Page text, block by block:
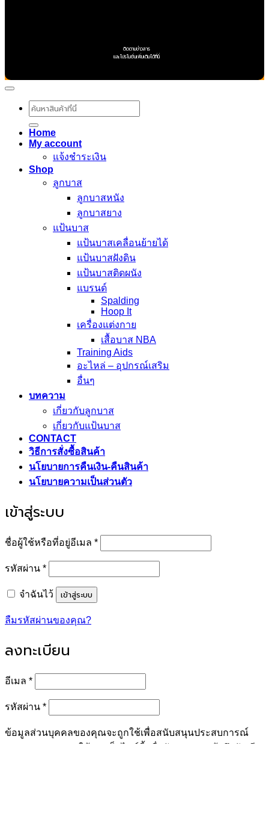
ติดตามข่าวสาร
และโปรโมชั่นเพิ่มเติมได้ที่นี่
ค้นหา:
Home
My account
แจ้งชำระเงิน
Shop
ลูกบาส
ลูกบาสหนัง
ลูกบาสยาง
แป้นบาส
แป้นบาสเคลื่อนย้ายได้
แป้นบาสฝังดิน
แป้นบาสติดผนัง
แบรนด์
Spalding
Hoop It
เครื่องแต่งกาย
เสื้อบาส NBA
Training Aids
อะไหล่ – อุปกรณ์เสริม
อื่นๆ
บทความ
เกี่ยวกับลูกบาส
เกี่ยวกับแป้นบาส
CONTACT
วิธีการสั่งซื้อสินค้า
นโยบายการคืนเงิน-คืนสินค้า
นโยบายความเป็นส่วนตัว
เข้าสู่ระบบ
ชื่อผู้ใช้หรือที่อยู่อีเมล *ต้องการ
รหัสผ่าน *ต้องการ
จำฉันไว้ เข้าสู่ระบบ
ลืมรหัสผ่านของคุณ?
ลงทะเบียน
อีเมล *ต้องการ
รหัสผ่าน *ต้องการ
ข้อมูลส่วนบุคคลของคุณจะถูกใช้เพื่อสนับสนุนประสบการณ์